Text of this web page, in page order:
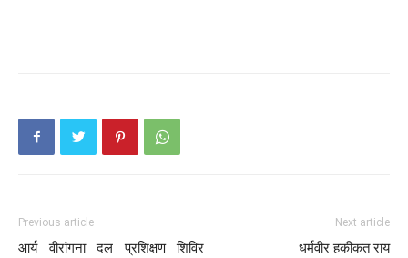
Previous article
आर्य वीरांगना दल प्रशिक्षण शिविर
Next article
धर्मवीर हकीकत राय